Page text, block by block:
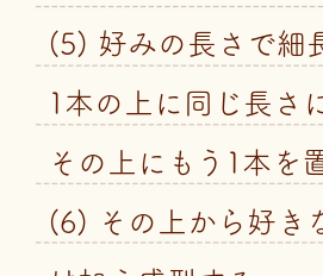
(5) 好みの長さで細
1本の上に同じ長さ
その上にもう1本を
(6) その上から好き